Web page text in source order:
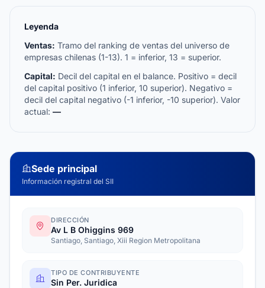
Leyenda
Ventas: Tramo del ranking de ventas del universo de
empresas chilenas (1-13). 1 = inferior, 13 = superior.
Capital: Decil del capital en el balance. Positivo = decil
del capital positivo (1 inferior, 10 superior). Negativo =
decil del capital negativo (-1 inferior, -10 superior). Valor
actual: —
Sede principal
Información registral del SII
DIRECCIÓN
Av L B Ohiggins 969
Santiago, Santiago, Xiii Region Metropolitana
TIPO DE CONTRIBUYENTE
Sin Per. Juridica